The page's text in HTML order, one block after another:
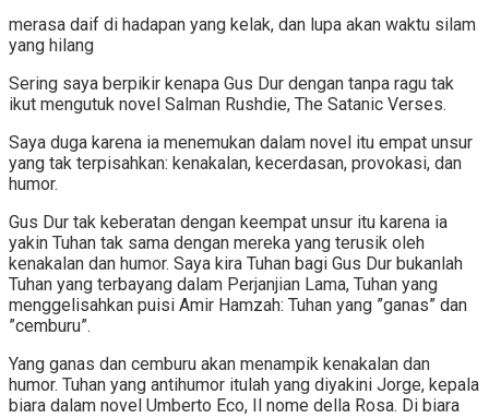
merasa daif di hadapan yang kelak, dan lupa akan waktu silam
yang hilang
Sering saya berpikir kenapa Gus Dur dengan tanpa ragu tak
ikut mengutuk novel Salman Rushdie, The Satanic Verses.
Saya duga karena ia menemukan dalam novel itu empat unsur
yang tak terpisahkan: kenakalan, kecerdasan, provokasi, dan
humor.
Gus Dur tak keberatan dengan keempat unsur itu karena ia
yakin Tuhan tak sama dengan mereka yang terusik oleh
kenakalan dan humor. Saya kira Tuhan bagi Gus Dur bukanlah
Tuhan yang terbayang dalam Perjanjian Lama, Tuhan yang
menggelisahkan puisi Amir Hamzah: Tuhan yang ”ganas” dan
”cemburu”.
Yang ganas dan cemburu akan menampik kenakalan dan
humor. Tuhan yang antihumor itulah yang diyakini Jorge, kepala
biara dalam novel Umberto Eco, Il nome della Rosa. Di biara